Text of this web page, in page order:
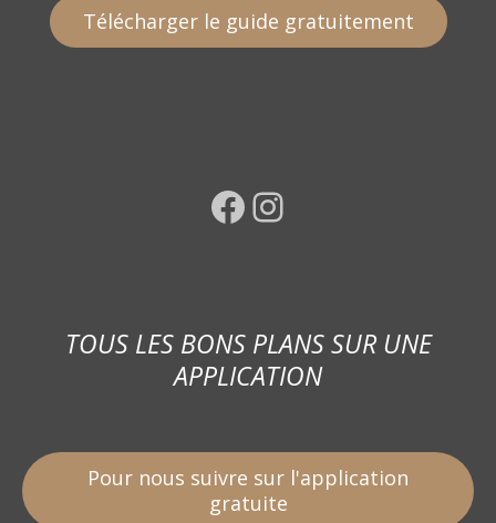
Télécharger le guide gratuitement
Facebook Instagram
TOUS LES BONS PLANS SUR UNE
APPLICATION
Pour nous suivre sur l'application
gratuite